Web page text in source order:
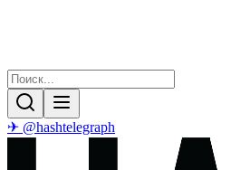
✈ @hashtelegraph